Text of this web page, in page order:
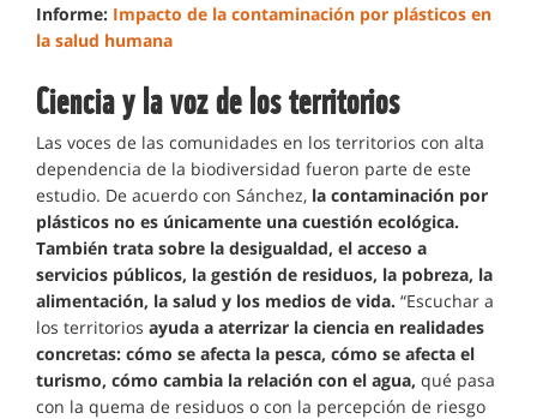
Informe: Impacto de la contaminación por plásticos en
la salud humana
Ciencia y la voz de los territorios
Las voces de las comunidades en los territorios con alta
dependencia de la biodiversidad fueron parte de este
estudio. De acuerdo con Sánchez, la contaminación por
plásticos no es únicamente una cuestión ecológica.
También trata sobre la desigualdad, el acceso a
servicios públicos, la gestión de residuos, la pobreza, la
alimentación, la salud y los medios de vida. “Escuchar a
los territorios ayuda a aterrizar la ciencia en realidades
concretas: cómo se afecta la pesca, cómo se afecta el
turismo, cómo cambia la relación con el agua, qué pasa
con la quema de residuos o con la percepción de riesgo